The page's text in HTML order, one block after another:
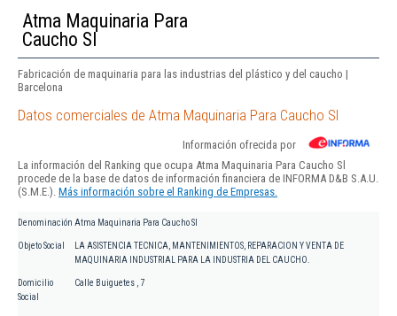
Atma Maquinaria Para
Caucho Sl
Fabricación de maquinaria para las industrias del plástico y del caucho |
Barcelona
Datos comerciales de Atma Maquinaria Para Caucho Sl
Información ofrecida por
La información del Ranking que ocupa Atma Maquinaria Para Caucho Sl
procede de la base de datos de información financiera de INFORMA D&B S.A.U.
(S.M.E.). Más información sobre el Ranking de Empresas.
Denominación Atma Maquinaria Para Caucho Sl
Objeto Social
LA ASISTENCIA TECNICA, MANTENIMIENTOS, REPARACION Y VENTA DE
MAQUINARIA INDUSTRIAL PARA LA INDUSTRIA DEL CAUCHO.
Domicilio
Social
Calle Buiguetes , 7